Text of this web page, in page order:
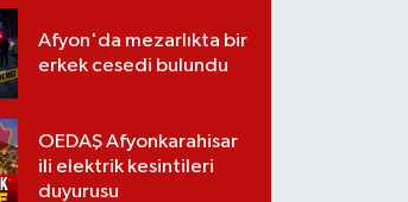
Afyon'da mezarlıkta bir
erkek cesedi bulundu
OEDAŞ Afyonkarahisar
ili elektrik kesintileri
duyurusu